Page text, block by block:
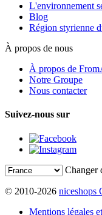
L'environnement
Blog
Région styrienne
À propos de nous
À propos de
Notre Groupe
Nous contacter
Suivez-nous sur
Changer
© 2010-2026 niceshops
Mentions légales